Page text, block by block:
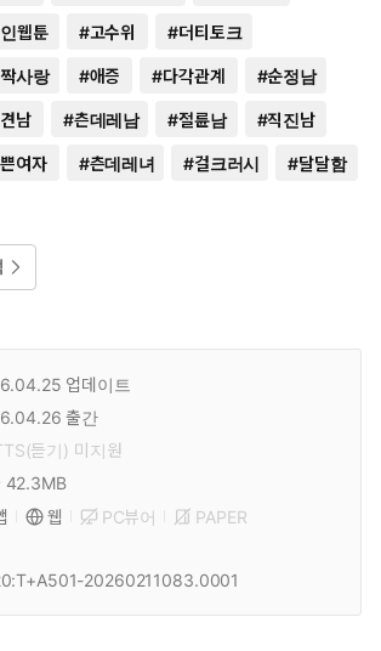
웹툰 #고수위 #더티토크
짝사랑 #애증 #다각관계 #순정남
남 #츤데레남 #절륜남 #직진남
여자 #츤데레녀 #걸크러시 #달달함
업데이트
출간
듣기) 미 지원
42.3MB
웹 PC뷰어
PAPER
20260211083.0001